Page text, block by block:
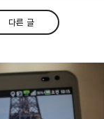
다른 글